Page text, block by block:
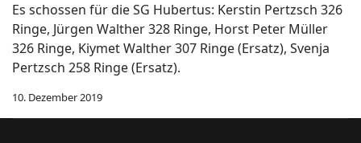
Es schossen für die SG Hubertus: Kerstin Pertzsch 326
Ringe, Jürgen Walther 328 Ringe, Horst Peter Müller
326 Ringe, Kiymet Walther 307 Ringe (Ersatz), Svenja
Pertzsch 258 Ringe (Ersatz).
10. Dezember 2019